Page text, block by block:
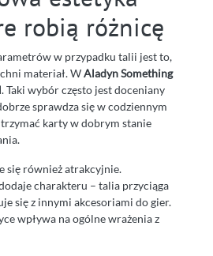
robią różnicę
w przypadku talii jest to,
materiał. WAladyn Something
. Taki wybór często jest doceniany
sprawdza się w codziennym
karty w dobrym stanie
się również atrakcyjnie.
charakteru – talia przyciąga
się z innymi akcesoriami do gier.
wpływa na ogólne wrażenia z